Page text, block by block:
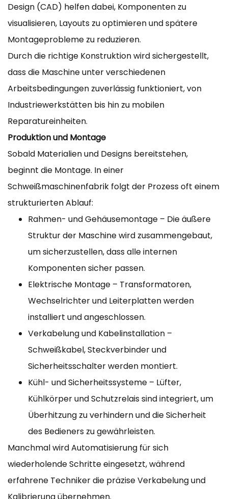
Design (CAD) helfen dabei, Komponenten zu
visualisieren, Layouts zu optimieren und spätere
Montageprobleme zu reduzieren.
Durch die richtige Konstruktion wird sichergestellt,
dass die Maschine unter verschiedenen
Arbeitsbedingungen zuverlässig funktioniert, von
Industriewerkstätten bis hin zu mobilen
Reparatureinheiten.
Produktion und Montage
Sobald Materialien und Designs bereitstehen,
beginnt die Montage. In einer
Schweißmaschinenfabrik folgt der Prozess oft einem
strukturierten Ablauf:
Rahmen- und Gehäusemontage – Die äußere
Struktur der Maschine wird zusammengebaut,
um sicherzustellen, dass alle internen
Komponenten sicher passen.
Elektrische Montage – Transformatoren,
Wechselrichter und Leiterplatten werden
installiert und angeschlossen.
Verkabelung und Kabelinstallation –
Schweißkabel, Steckverbinder und
Sicherheitsschalter werden montiert.
Kühl- und Sicherheitssysteme – Lüfter,
Kühlkörper und Schutzrelais sind integriert, um
Überhitzung zu verhindern und die Sicherheit
des Bedieners zu gewährleisten.
Manchmal wird Automatisierung für sich
wiederholende Schritte eingesetzt, während
erfahrene Techniker die präzise Verkabelung und
Kalibrierung übernehmen.